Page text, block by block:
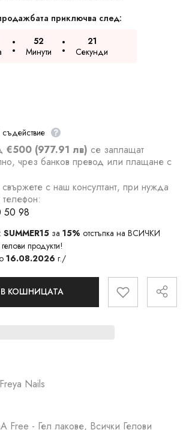
приключва след:
52
Минути
20
Секунди
€500 (977.91 лв) се заплащат
чрез банков превод или плащане с
с наш консултант, при нужда
50 98
: SUMMER15 за 15% отстъпка на ВСИЧКИ
гелови продукти!
16.08.2026 г./
КОШНИЦАТА
Freya Nails
Free - Гел лакове, Всички Гелови